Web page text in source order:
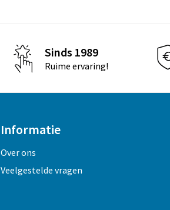
Sinds 1989
Ruime ervaring!
Informatie
Over ons
Veelgestelde vragen